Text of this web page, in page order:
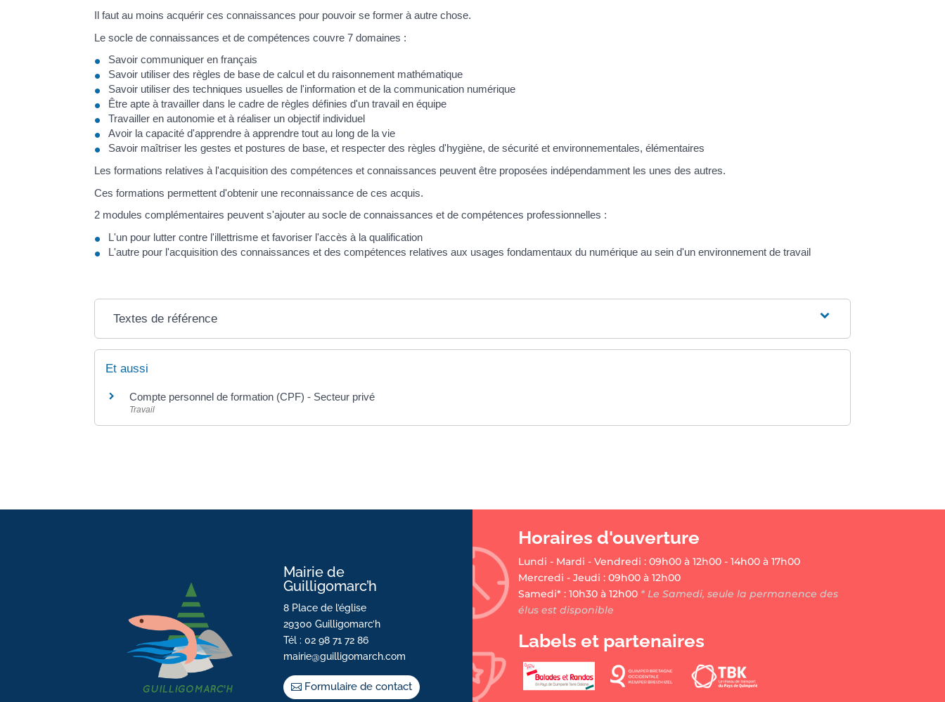
Il faut au moins acquérir ces connaissances pour pouvoir se former à autre chose.
Le socle de connaissances et de compétences couvre 7 domaines :
Savoir communiquer en français
Savoir utiliser des règles de base de calcul et du raisonnement mathématique
Savoir utiliser des techniques usuelles de l'information et de la communication numérique
Être apte à travailler dans le cadre de règles définies d'un travail en équipe
Travailler en autonomie et à réaliser un objectif individuel
Avoir la capacité d'apprendre à apprendre tout au long de la vie
Savoir maîtriser les gestes et postures de base, et respecter des règles d'hygiène, de sécurité et environnementales, élémentaires
Les formations relatives à l'acquisition des compétences et connaissances peuvent être proposées indépendamment les unes des autres.
Ces formations permettent d'obtenir une reconnaissance de ces acquis.
2 modules complémentaires peuvent s'ajouter au socle de connaissances et de compétences professionnelles :
L'un pour lutter contre l'illettrisme et favoriser l'accès à la qualification
L'autre pour l'acquisition des connaissances et des compétences relatives aux usages fondamentaux du numérique au sein d'un environnement de travail
Textes de référence
Et aussi
Compte personnel de formation (CPF) - Secteur privé
Travail
Mairie de
Guilligomarc’h
8 Place de l’église
29300 Guilligomarc’h
Tél : 02 98 71 72 86
mairie@guilligomarch.com
Formulaire de contact
Horaires d'ouverture
Lundi - Mardi - Vendredi : 09h00 à 12h00 - 14h00 à 17h00
Mercredi - Jeudi : 09h00 à 12h00
Samedi* : 10h30 à 12h00* Le Samedi, seule la permanence des
élus est disponible
Labels et partenaires